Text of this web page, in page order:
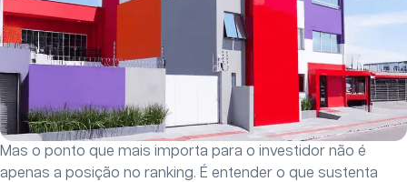
Mas o ponto que mais importa para o investidor não é
apenas a posição no ranking. É entender o que sustenta